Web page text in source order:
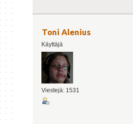
Toni Alenius
Käyttäjä
Viestejä: 1531